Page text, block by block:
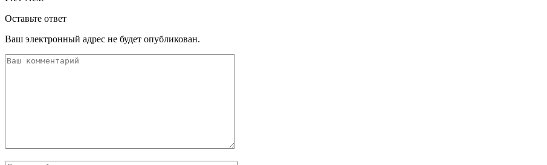
Оставьте ответ
Ваш электронный адрес не будет опубликован.